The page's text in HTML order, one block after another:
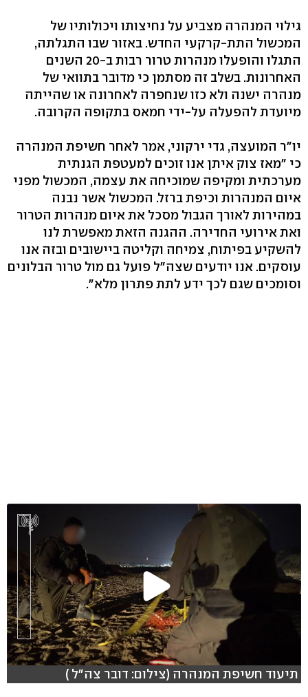
גילוי המנהרה מצביע על נחיצותו ויכולותיו של
המכשול התת-קרקעי החדש. באזור שבו התגלתה,
התגלו והופעלו מנהרות טרור רבות ב-20 השנים
האחרונות. בשלב זה מסתמן כי מדובר בתוואי של
מנהרה ישנה ולא כזו שנחפרה לאחרונה או שהייתה
מיועדת להפעלה על-ידי חמאס בתקופה הקרובה.
יו"ר המועצה, גדי ירקוני, אמר לאחר חשיפת המנהרה
כי "מאז צוק איתן אנו זוכים למעטפת הגנתית
מערכתית ומקיפה שמוכיחה את עצמה, המכשול מפני
איום המנהרות וכיפת ברזל. המכשול אשר נבנה
במהירות לאורך הגבול מסכל את איום מנהרות הטרור
ואת אירועי החדירה. ההגנה הזאת מאפשרת לנו
להשקיע בפיתוח, צמיחה וקליטה ביישובים ובזה אנו
עוסקים. אנו יודעים שצה"ל פועל גם מול טרור הבלונים
וסומכים שגם לכך ידע לתת פתרון מלא".
תיעוד חשיפת המנהרה (צילום: דובר צה"ל )